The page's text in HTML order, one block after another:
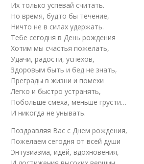
Их только успевай считать.
Но время, будто бы течение,
Ничто не в силах удержать.
Тебе сегодня в День рождения
Хотим мы счастья пожелать,
Удачи, радости, успехов,
Здоровым быть и бед не знать,
Преграды в жизни и помехи
Легко и быстро устранять,
Побольше смеха, меньше грусти…
И никогда не унывать.
Поздравляя Вас с Днем рождения,
Пожелаем сегодня от всей души
Энтузиазма, идей, вдохновения,